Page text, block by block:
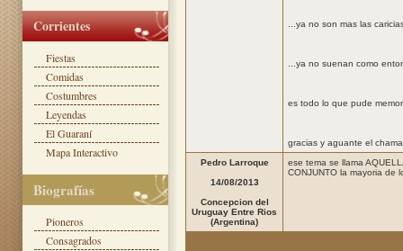
...ya no son mas las
...ya no suenan como
es todo lo que pude
gracias y aguante el
Pedro Larroque
14/08/2013
Concepcion del
Uruguay Entre Rios
(Argentina)
ese tema se llama
CONJUNTO la mayoria de
Corrientes
Fiestas
Comidas
Costumbres
Leyendas
El Guaraní
Mapa Interactivo
Biografías
Pioneros
Consagrados